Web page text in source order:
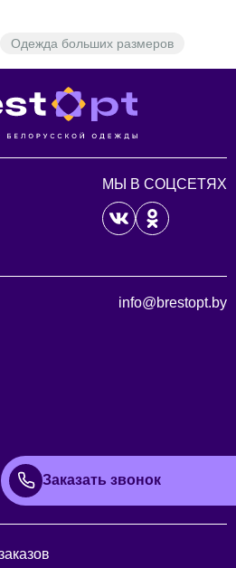
Одежда больших размеров
МЫ В СОЦСЕТЯХ
info@brestopt.by
Заказать звонок